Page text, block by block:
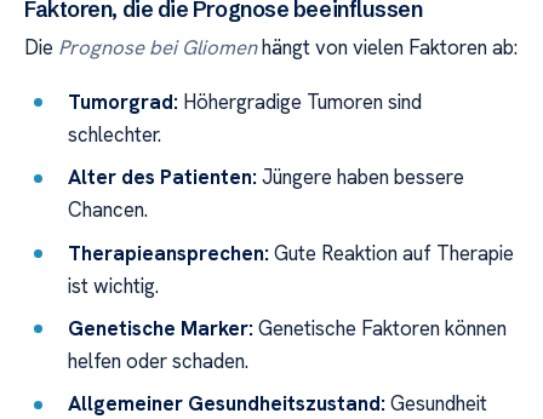
Faktoren, die die Prognose beeinflussen
Die Prognose bei Gliomenhängt von vielen Faktoren ab:
Tumorgrad: Höhergradige Tumoren sind
schlechter.
Alter des Patienten: Jüngere haben bessere
Chancen.
Therapieansprechen: Gute Reaktion auf Therapie
ist wichtig.
Genetische Marker: Genetische Faktoren können
helfen oder schaden.
Allgemeiner Gesundheitszustand: Gesundheit